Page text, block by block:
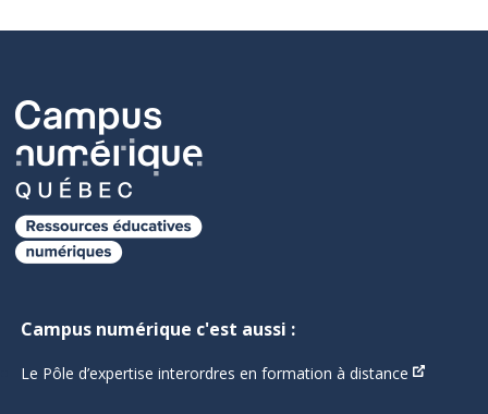
Campus numérique c'est aussi :
Le Pôle d’expertise interordres en formation à distance